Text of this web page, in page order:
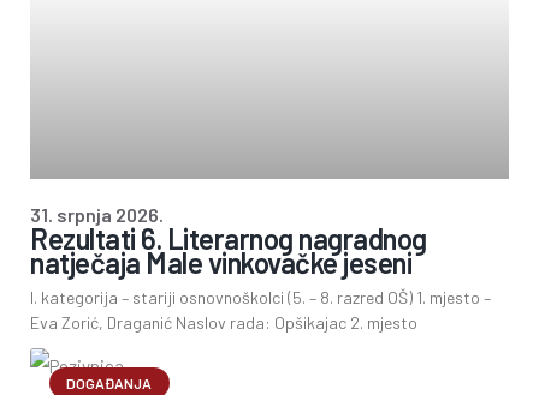
Rezultati 6. Literarnog nagradnog
natječaja Male vinkovačke jeseni
I. kategorija – stariji osnovnoškolci (5. – 8. razred OŠ) 1. mjesto –
Eva Zorić, Draganić Naslov rada: Opšikajac 2. mjesto
31. srpnja 2026.
DOGAĐANJA